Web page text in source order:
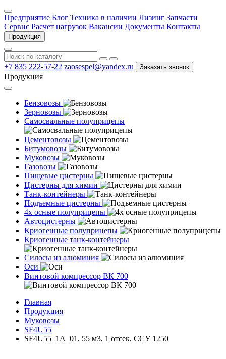
Предприятие Блог Техника в наличии Лизинг Запчасти
Сервис Расчет нагрузок Вакансии Документы Контакты
Продукция
+7 835 222-57-22 zaosespel@yandex.ru Заказать звонок
Продукция
Бензовозы
Зерновозы
Самосвальные полуприцепы
Цементовозы
Битумовозы
Муковозы
Газовозы
Пищевые цистерны
Цистерны для химии
Танк-контейнеры
Подъемные цистерны
4х осные полуприцепы
Автоцистерны
Криогенные полуприцепы
Криогенные танк-контейнеры
Силосы из алюминия
Оси
Винтовой компрессор ВК 700
Главная
Продукция
Муковозы
SF4U55
SF4U55_1A_01, 55 м3, 1 отсек, ССУ 1250